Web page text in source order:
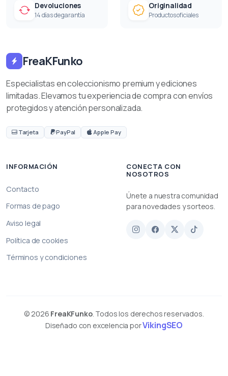
Devoluciones
14 días de garantía
Originalidad
Productos oficiales
FreaKFunko
Especialistas en coleccionismo premium y ediciones
limitadas. Elevamos tu experiencia de compra con envíos
protegidos y atención personalizada.
Tarjeta PayPal Apple Pay
INFORMACIÓN
Contacto
Formas de pago
Aviso legal
Política de cookies
Términos y condiciones
CONECTA CON
NOSOTROS
Únete a nuestra comunidad
para novedades y sorteos.
© 2026 FreaKFunko. Todos los derechos reservados.
Diseñado con excelencia porVikingSEO